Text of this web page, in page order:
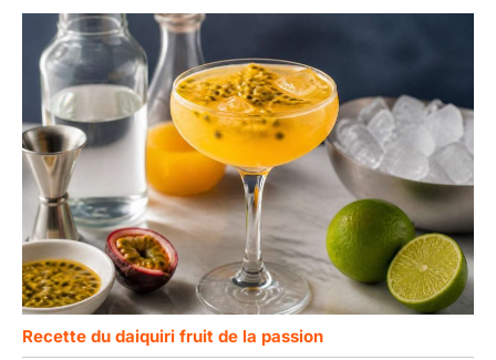
Recette du daiquiri fruit de la passion